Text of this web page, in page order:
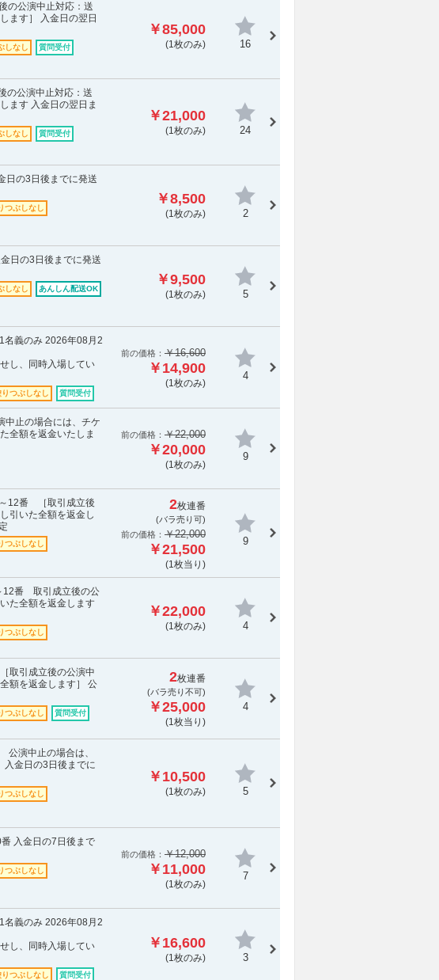
の公演中止対応：送
ます］ 入金日の翌日
しなし 質問受付
￥85,000
(1枚のみ) 16
公演中止対応：送
ます 入金日の翌日ま
しなし 質問受付
￥21,000
(1枚のみ) 24
日の3日後までに発送
つぶしなし
￥8,500
(1枚のみ) 2
日の3日後までに発送
しなし あんしん配送OK
￥9,500
(1枚のみ) 5
義のみ 2026年08月2
し、同時入場してい
りつぶしなし 質問受付
前の価格： ￥16,600
￥14,900
(1枚のみ)
4
止の場合には、チケ
全額を返金いたしま
前の価格： ￥22,000
￥20,000
(1枚のみ)
9
12番 ［取引成立後
引いた全額を返金し
つぶしなし
2枚連番
(バラ売り可)
前の価格： ￥22,000
￥21,500
(1枚当り)
9
12番 取引成立後の公
た全額を返金します
つぶしなし
￥22,000
(1枚のみ) 4
取引成立後の公演中
額を返金します］ 公
つぶしなし 質問受付
2枚連番
(バラ売り不可)
￥25,000
(1枚当り)
4
演中止の場合は、
入金日の3日後までに
つぶしなし
￥10,500
(1枚のみ) 5
入金日の7日後まで
つぶしなし
前の価格： ￥12,000
￥11,000
(1枚のみ)
7
義のみ 2026年08月2
し、同時入場してい
りつぶしなし 質問受付
￥16,600
(1枚のみ) 3